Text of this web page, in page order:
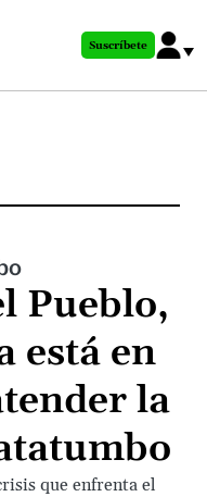
Suscríbete
Pueblo,
está en
la
que enfrenta el